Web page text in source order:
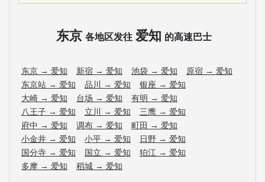
东京 各地区发往 爱知 的高速巴士
东京 → 爱知 新宿 → 爱知 池袋 → 爱知 原宿 → 爱知
东京站 → 爱知 品川 → 爱知 银座 → 爱知
大崎 → 爱知 台场 → 爱知 有明 → 爱知
八王子 → 爱知 立川 → 爱知 三鹰 → 爱知
府中 → 爱知 调布 → 爱知 町田 → 爱知
小金井 → 爱知 小平 → 爱知 日野 → 爱知
国分寺 → 爱知 国立 → 爱知 狛江 → 爱知
多摩 → 爱知 稻城 → 爱知